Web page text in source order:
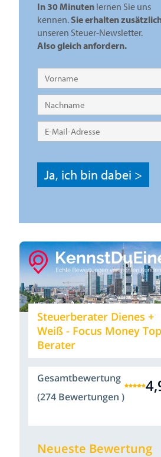
In 30 Minutenlernen Sie uns
kennen. Sie erhalten
unseren Steuer-Newsletter.
Also gleich anfordern.
Steuerberater Dienes +
Weiß - Focus Money Top
Berater
Gesamtbewertung
(274 Bewertungen )
Neueste Bewertung